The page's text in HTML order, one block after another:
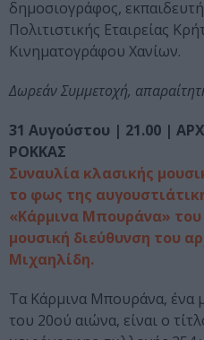
δημοσιογράφος,
Πολιτιστικής Εταιρείας
Κινηματογράφου Χανίων.
Δωρεάν Συμμετοχή,
31 Αυγούστου | 21.00 |
ΡΟΚΚΑΣ
Συναυλία κλασικής
το φως της
«Κάρμινα Μπουράνα»
μουσική διεύθυνση του
Μιχαηλίδη.
Τα Κάρμινα Μπουράνα, ένα
του 20ού αιώνα, είναι ο